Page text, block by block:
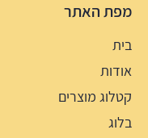
מפת האתר
בית
אודות
קטלוג מוצרים
בלוג